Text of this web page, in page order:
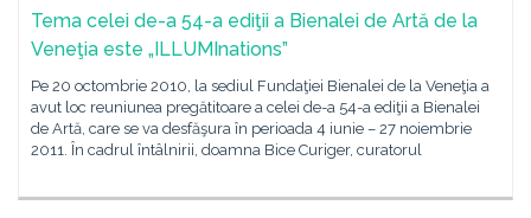
Tema celei de-a 54-a ediţii a Bienalei de Artă de la
Veneţia este „ILLUMInations”
Pe 20 octombrie 2010, la sediul Fundaţiei Bienalei de la Veneţia a
avut loc reuniunea pregătitoare a celei de-a 54-a ediţii a Bienalei
de Artă, care se va desfăşura în perioada 4 iunie – 27 noiembrie
2011. În cadrul întâlnirii, doamna Bice Curiger, curatorul